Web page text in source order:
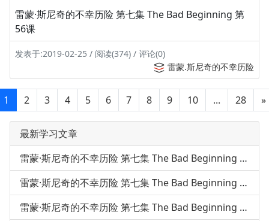
雷蒙·斯尼奇的不幸历险 第七集 The Bad Beginning 第
56课
发表于:2019-02-25 / 阅读(374) / 评论(0)
雷蒙.斯尼奇的不幸历险
1 2 3 4 5 6 7 8 9 10 ... 28 »
最新学习文章
雷蒙·斯尼奇的不幸历险 第七集 The Bad Beginning 第50课
雷蒙·斯尼奇的不幸历险 第七集 The Bad Beginning 第51课
雷蒙·斯尼奇的不幸历险 第七集 The Bad Beginning 第48课